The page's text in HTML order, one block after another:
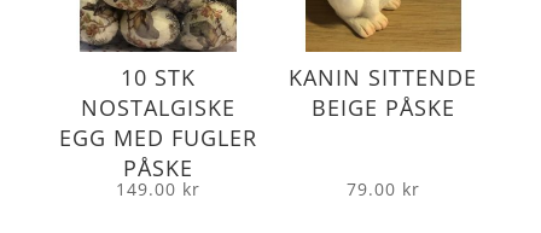
10 STK
NOSTALGISKE
EGG MED FUGLER
PÅSKE
149.00 kr
KANIN SITTENDE
BEIGE PÅSKE
79.00 kr